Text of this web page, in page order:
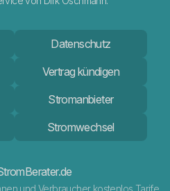
Datenschutz
Vertrag kündigen
Stromanbieter
Stromwechsel
und Verbraucher kostenlos Tarife